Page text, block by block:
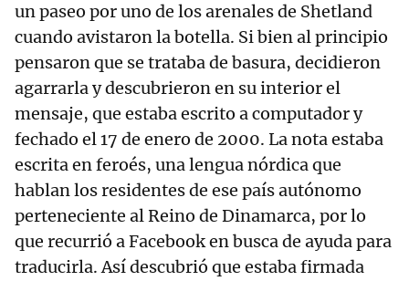
un paseo por uno de los arenales de Shetland
cuando avistaron la botella. Si bien al principio
pensaron que se trataba de basura, decidieron
agarrarla y descubrieron en su interior el
mensaje, que estaba escrito a computador y
fechado el 17 de enero de 2000. La nota estaba
escrita en feroés, una lengua nórdica que
hablan los residentes de ese país autónomo
perteneciente al Reino de Dinamarca, por lo
que recurrió a Facebook en busca de ayuda para
traducirla. Así descubrió que estaba firmada